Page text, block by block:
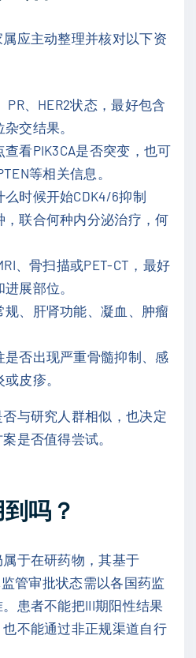
应主动整理并核对以下资
PR、HER2状态，最好包含
交结果。
查看PIK3CA是否突变，也可
等相关信息。
么时候开始CDK4/6抑制
联合何种内分泌治疗，何
、骨扫描或PET-CT，最好
展部位。
规、肝肾功能、凝血、肿瘤
是否出现严重骨髓抑制、感
皮疹。
与研究人群相似，也决定
是否值得尝试。
吗？
属于在研药物，其基于
监管审批状态需以各国药监
患者不能把III期阳性结果
不能通过非正规渠道自行